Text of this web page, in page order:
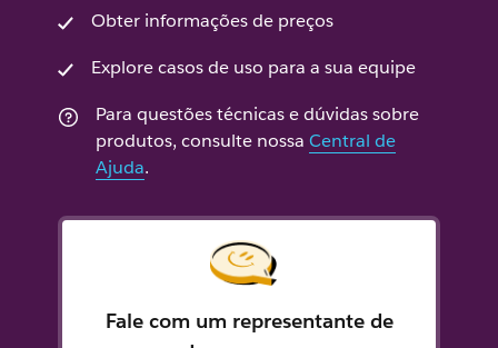
Obter informações de preços
Explore casos de uso para a sua equipe
Para questões técnicas e dúvidas sobre
produtos, consulte nossa Central de
Ajuda.
Fale com um representante de